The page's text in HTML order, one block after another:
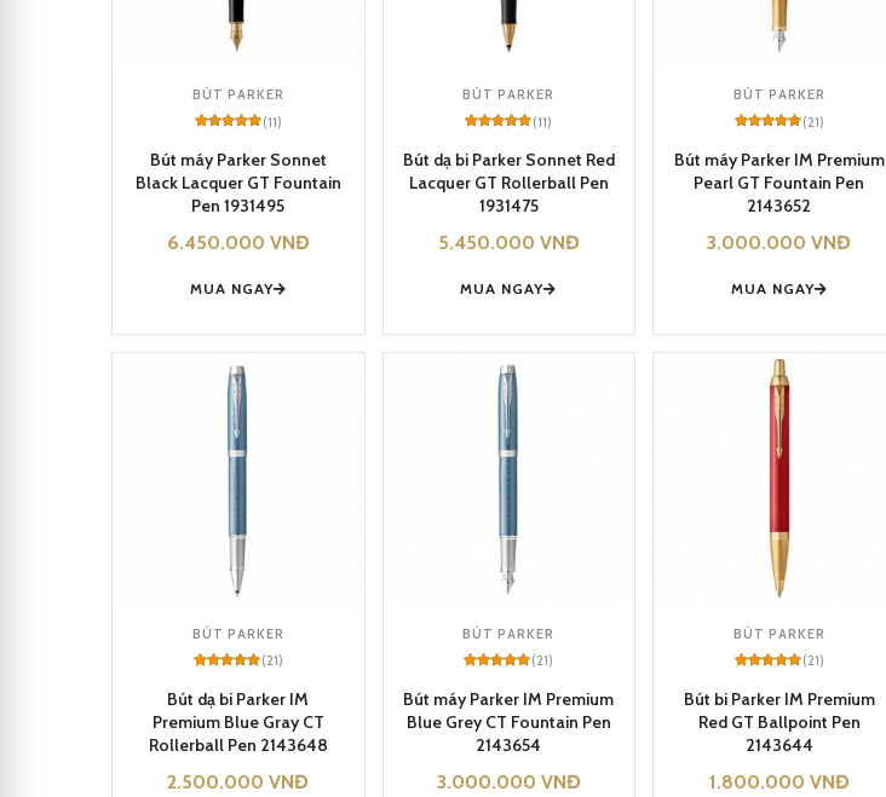
BÚT PARKER
out of 5
based on
customer
ratings
(11)
Bút máy Parker Sonnet
Black Lacquer GT Fountain
Pen 1931495
6.450.000 VNĐ
MUA NGAY
BÚT PARKER
out of 5
based on
customer
(11)
Bút dạ bi Parker Sonnet Red
Lacquer GT Rollerball Pen
1931475
5.450.000 VNĐ
MUA NGAY
BÚT PARKER
out of 5
based on
customer
(21)
Bút máy Parker IM Premium
Pearl GT Fountain Pen
2143652
3.000.000VNĐ
MUA NGAY
BÚT PARKER
out of 5
based on
customer
(21)
Bút dạ bi Parker IM
Premium Blue Gray CT
Rollerball Pen 2143648
2.500.000VNĐ
BÚT PARKER
out of 5
based on
customer
ratings
(21)
Bút máy Parker IM Premium
Blue Grey CT Fountain Pen
2143654
3.000.000 VNĐ
BÚT PARKER
out of 5
based on
customer
(21)
Bút bi Parker IM Premium
Red GT Ballpoint Pen
2143644
1.800.000 VNĐ